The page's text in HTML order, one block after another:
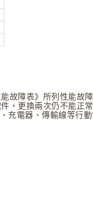
故障表》所列性能故
，更換兩次仍不能正常
充電器、傳輸線等行